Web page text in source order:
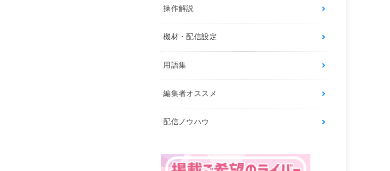
操作解説
機材・配信設定
用語集
編集者オススメ
配信ノウハウ